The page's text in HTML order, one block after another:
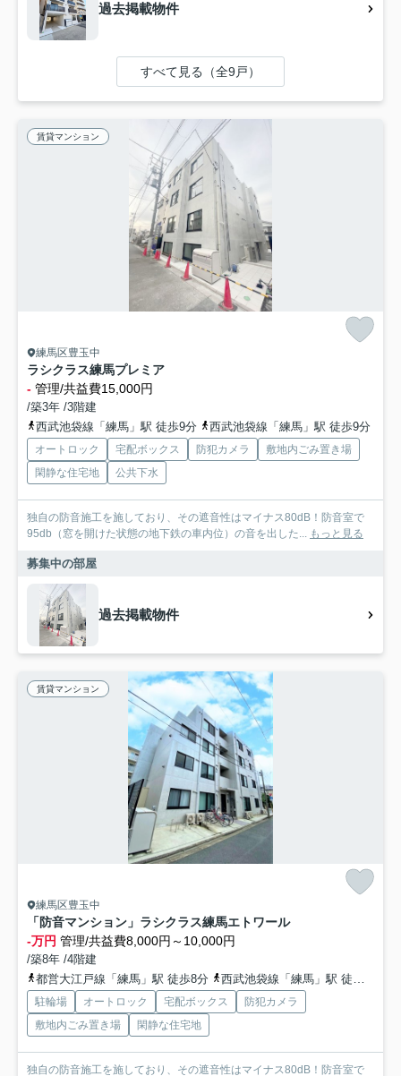
過去掲載物件
すべて見る（全9戸）
賃貸マンション
練馬区豊玉中
ラシクラス練馬プレミア
- 管理/共益費15,000円
/築3年 /3階建
西武池袋線「練馬」駅 徒歩9分
西武池袋線「練馬」駅 徒歩9分
オートロック 宅配ボックス 防犯カメラ
敷地内ごみ置き場
閑静な住宅地
公共下水
独自の防音施工を施しており、その遮音性はマイナス80dB！防音室で
95db（窓を開けた状態の地下鉄の車内位）の音を出した... もっと見る
募集中の部屋
過去掲載物件
賃貸マンション
練馬区豊玉中
「防音マンション」ラシクラス練馬エトワール
-万円 管理/共益費8,000円～10,000円
/築8年 /4階建
都営大江戸線「練馬」駅 徒歩8分
西武池袋線「練馬」駅 徒歩8分
駐輪場 オートロック 宅配ボックス
防犯カメラ
敷地内ごみ置き場
閑静な住宅地
独自の防音施工を施しており、その遮音性はマイナス80dB！防音室で